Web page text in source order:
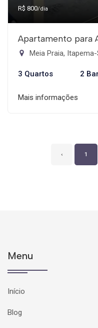
R$ 800/dia
Apartamento para
Meia Praia, Itapema-
3 Quartos 2
Mais informações
‹ 1
Menu
Início
Blog